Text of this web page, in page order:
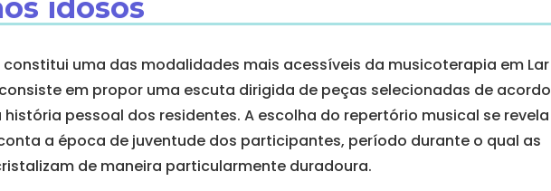
idosos
uma das modalidades mais acessíveis da musicoterapia em Lar
em propor uma escuta dirigida de peças selecionadas de acordo
pessoal dos residentes. A escolha do repertório musical se revela
a época de juventude dos participantes, período durante o qual as
de maneira particularmente duradoura.